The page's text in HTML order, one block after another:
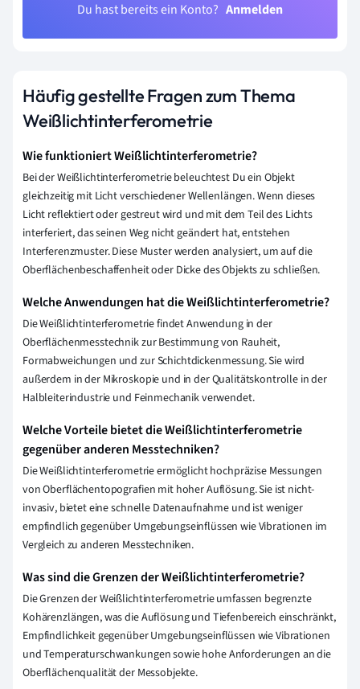
Du hast bereits ein Konto? Anmelden
Häufig gestellte Fragen zum Thema
Weißlichtinterferometrie
Wie funktioniert Weißlichtinterferometrie?
Bei der Weißlichtinterferometrie beleuchtest Du ein Objekt
gleichzeitig mit Licht verschiedener Wellenlängen. Wenn dieses
Licht reflektiert oder gestreut wird und mit dem Teil des Lichts
interferiert, das seinen Weg nicht geändert hat, entstehen
Interferenzmuster. Diese Muster werden analysiert, um auf die
Oberflächenbeschaffenheit oder Dicke des Objekts zu schließen.
Welche Anwendungen hat die Weißlichtinterferometrie?
Die Weißlichtinterferometrie findet Anwendung in der
Oberflächenmesstechnik zur Bestimmung von Rauheit,
Formabweichungen und zur Schichtdickenmessung. Sie wird
außerdem in der Mikroskopie und in der Qualitätskontrolle in der
Halbleiterindustrie und Feinmechanik verwendet.
Welche Vorteile bietet die Weißlichtinterferometrie
gegenüber anderen Messtechniken?
Die Weißlichtinterferometrie ermöglicht hochpräzise Messungen
von Oberflächentopografien mit hoher Auflösung. Sie ist nicht-
invasiv, bietet eine schnelle Datenaufnahme und ist weniger
empfindlich gegenüber Umgebungseinflüssen wie Vibrationen im
Vergleich zu anderen Messtechniken.
Was sind die Grenzen der Weißlichtinterferometrie?
Die Grenzen der Weißlichtinterferometrie umfassen begrenzte
Kohärenzlängen, was die Auflösung und Tiefenbereich einschränkt,
Empfindlichkeit gegenüber Umgebungseinflüssen wie Vibrationen
und Temperaturschwankungen sowie hohe Anforderungen an die
Oberflächenqualität der Messobjekte.